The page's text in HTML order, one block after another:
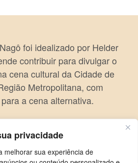
privacidade
melhorar sua experiência de
foi idealizado por Helder
contribuir para divulgar o
cena cultural da Cidade de
Metropolitana, com
a cena alternativa.